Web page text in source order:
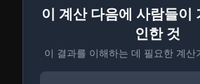
이 계산 다음에 사람들이
인한 것
이 결과를 이해하는 데 필요한 계산